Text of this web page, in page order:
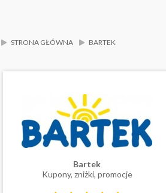
STRONA GŁÓWNA BARTEK
Bartek
Kupony, zniżki, promocje